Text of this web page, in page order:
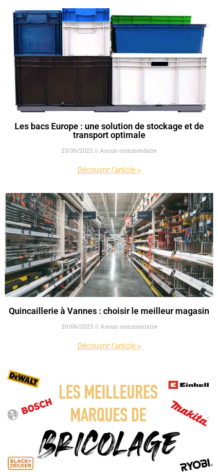
Les bacs Europe : une solution de stockage et de
transport optimale
23/06/2023 Aucun commentaire
Découvrir l'article »
Quincaillerie à Vannes : choisir le meilleur magasin
20/06/2023 Aucun commentaire
Découvrir l'article »